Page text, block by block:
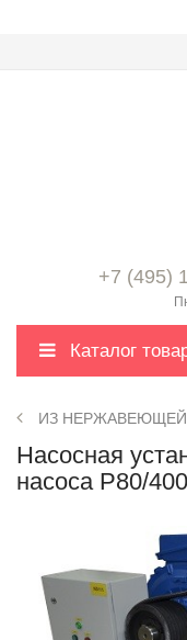
+7 (495)
Каталог
ИЗ НЕРЖАВЕЮЩЕЙ
Насосная
насоса P80/